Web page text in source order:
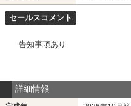
セールスコメント
告知事項あり
詳細情報